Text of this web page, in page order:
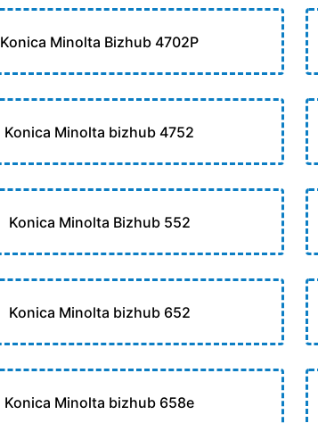
Konica Minolta Bizhub 4702P
Konica Minolta bizhub 4752
Konica Minolta Bizhub 552
Konica Minolta bizhub 652
Konica Minolta bizhub 658e